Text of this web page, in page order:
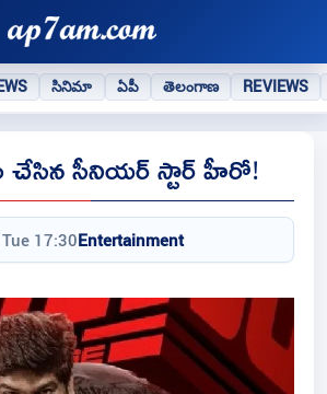
సినిమా ఏపీ తెలంగాణ REVIEWS
సీనియర్ స్టార్ హీరో!
17:30Entertainment